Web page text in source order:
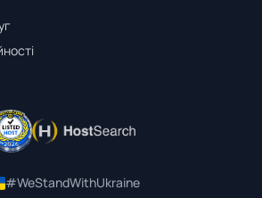
#WeStandWithUkraine